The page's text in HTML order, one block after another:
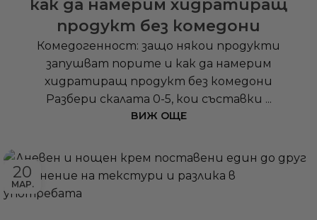
как да намерим хидратиращ
продукт без комедони
Комедогенност: защо някои продукти
запушват порите и как да намерим
хидратиращ продукт без комедони
Разбери скалата 0-5, кои съставки ...
ВИЖ ОЩЕ
20
МАР.